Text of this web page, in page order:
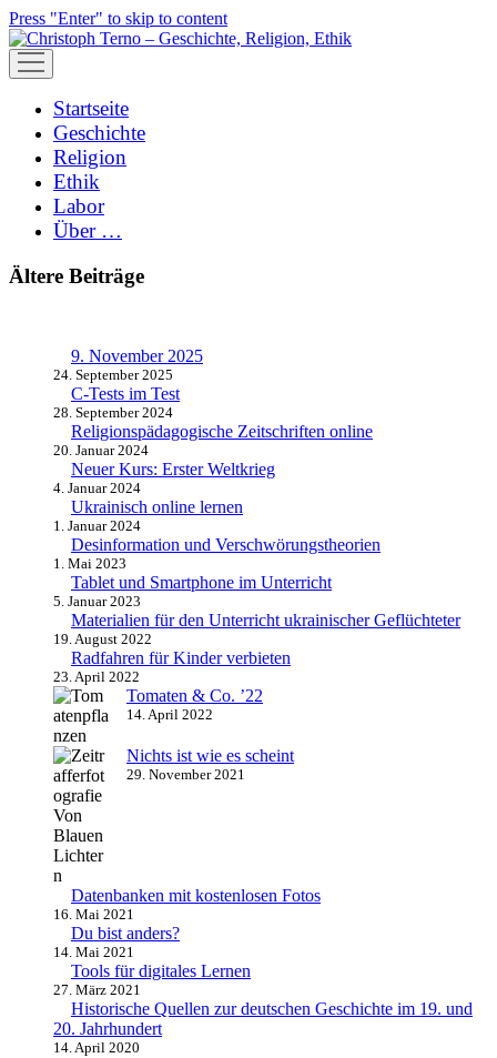
Press "Enter" to skip to content
open
menu
Startseite
Geschichte
Religion
Ethik
Labor
Über …
Ältere Beiträge
9. November 2025
24. September 2025
C-Tests im Test
28. September 2024
Religionspädagogische Zeitschriften online
20. Januar 2024
Neuer Kurs: Erster Weltkrieg
4. Januar 2024
Ukrainisch online lernen
1. Januar 2024
Desinformation und Verschwörungstheorien
1. Mai 2023
Tablet und Smartphone im Unterricht
5. Januar 2023
Materialien für den Unterricht ukrainischer Geflüchteter
19. August 2022
Radfahren für Kinder verbieten
23. April 2022
Tomaten & Co. ʼ22
14. April 2022
Nichts ist wie es scheint
29. November 2021
Datenbanken mit kostenlosen Fotos
16. Mai 2021
Du bist anders?
14. Mai 2021
Tools für digitales Lernen
27. März 2021
Historische Quellen zur deutschen Geschichte im 19. und
20. Jahrhundert
14. April 2020